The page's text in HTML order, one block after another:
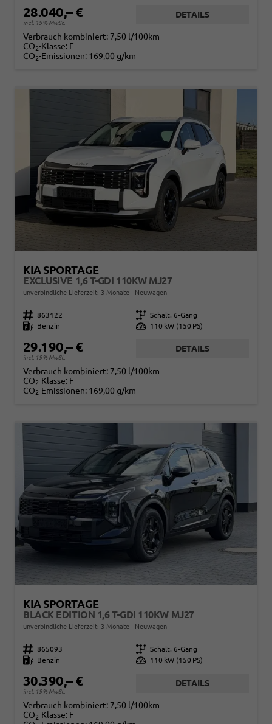
28.040,– €
incl. 19% MwSt.
DETAILS
Verbrauch kombiniert: 7,50 l/100km
CO2-Klasse: F
CO2-Emissionen: 169,00 g/km
KIA SPORTAGE
EXCLUSIVE 1,6 T-GDI 110KW MJ27
unverbindliche Lieferzeit: 3 Monate Neuwagen
Fahrzeugnr. 863122 Getriebe Schalt. 6-Gang
Kraftstoff
Benzin Leistung 110 kW (150 PS)
29.190,– €
incl. 19% MwSt.
DETAILS
Verbrauch kombiniert: 7,50 l/100km
CO2-Klasse: F
CO2-Emissionen: 169,00 g/km
KIA SPORTAGE
BLACK EDITION 1,6 T-GDI 110KW MJ27
unverbindliche Lieferzeit: 3 Monate Neuwagen
Fahrzeugnr. 865093 Getriebe Schalt. 6-Gang
Kraftstoff
Benzin Leistung 110 kW (150 PS)
30.390,– €
incl. 19% MwSt.
DETAILS
Verbrauch kombiniert: 7,50 l/100km
CO2-Klasse: F